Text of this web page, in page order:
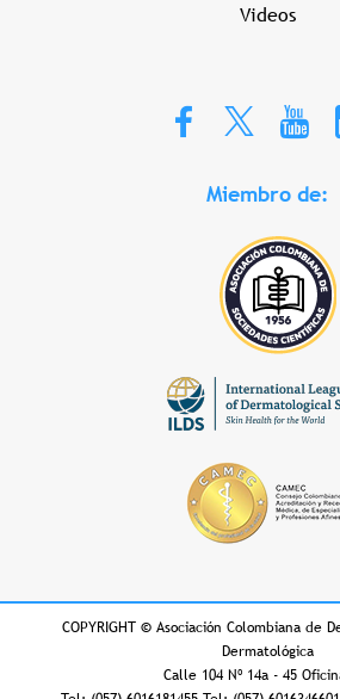
Videos
Miembro de:
COPYRIGHT © Asociación Colombiana de
Dermatológica
Calle 104 Nº 14a - 45